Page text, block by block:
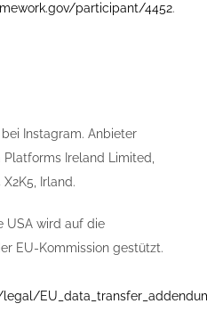
participant/4452.
Instagram. Anbieter
Ireland Limited,
Irland.
USA wird auf die
EU-Kommission gestützt.